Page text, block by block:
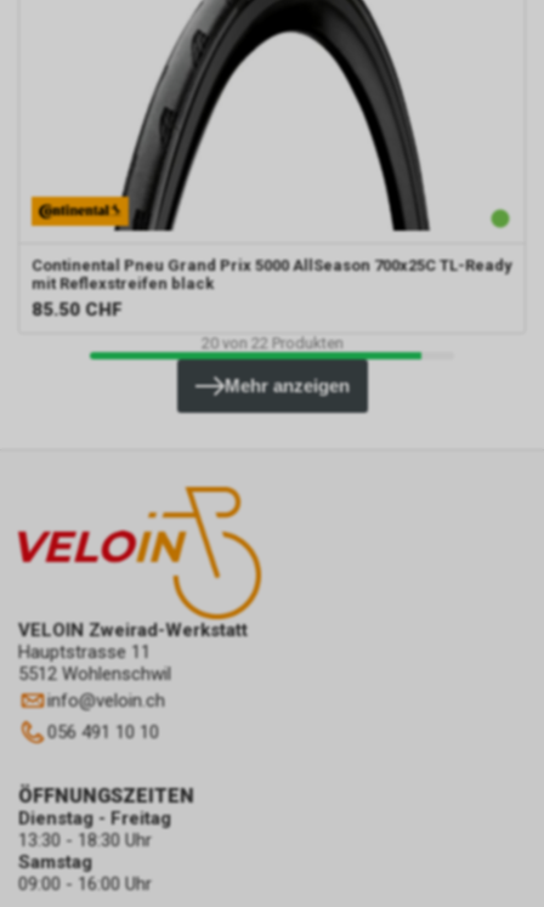
Continental Pneu Grand Prix 5000 AllSeason 700x25C TL-Ready
mit Reflexstreifen black
85.50 CHF
20von 22 Produkten
Mehr anzeigen
VELOIN Zweirad-Werkstatt
Hauptstrasse 11
5512 Wohlenschwil
info@veloin.ch
056 491 10 10
ÖFFNUNGSZEITEN
Dienstag - Freitag
13:30 - 18:30 Uhr
Samstag
09:00 - 16:00 Uhr